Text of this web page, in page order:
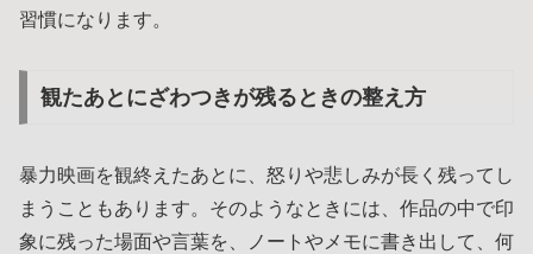
習慣になります。
観たあとにざわつきが残るときの整え方
暴力映画を観終えたあとに、怒りや悲しみが長く残ってし
まうこともあります。そのようなときには、作品の中で印
象に残った場面や言葉を、ノートやメモに書き出して、何